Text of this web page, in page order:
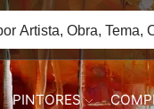
PINTORES